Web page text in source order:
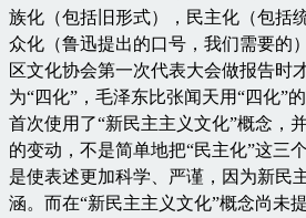
族化（包括旧形式），民主化（包括
众化（鲁迅提出的口号，我们需要的
区文化协会第一次代表大会做报告时
为“四化”，毛泽东比张闻天用“四化”
首次使用了“新民主主义文化”概念，
的变动，不是简单地把“民主化”这三
是使表述更加科学、严谨，因为新民
涵。而在“新民主主义文化”概念尚未